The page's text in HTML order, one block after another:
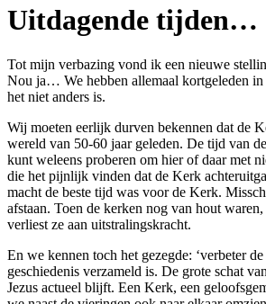
Uitdagende tijden…
Tot mijn verbazing vond ik een nieuwe
Nou ja… We hebben allemaal kortgeleden
het niet anders is.
Wij moeten eerlijk durven bekennen dat de
wereld van 50-60 jaar geleden. De tijd van
kunt weleens proberen om hier of daar met
die het pijnlijk vinden dat de Kerk
macht de beste tijd was voor de Kerk.
afstaan. Toen de kerken nog van hout
verliest ze aan uitstralingskracht.
En we kennen toch het gezegde: ‘verbeter
geschiedenis verzameld is. De grote schat
Jezus actueel blijft. Een Kerk, een